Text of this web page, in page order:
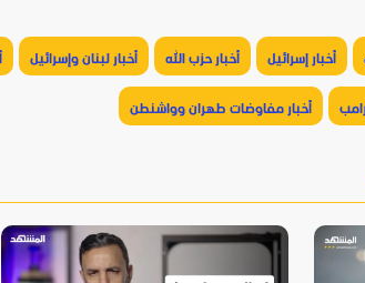
أخبار إسرائيل أخبار حزب الله أخبار لبنان وإسرائيل
أخبار مفاوضات طهران وواشنطن